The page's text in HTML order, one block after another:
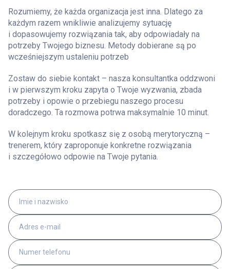
Rozumiemy, że każda organizacja jest inna. Dlatego za
każdym razem wnikliwie analizujemy sytuację
i dopasowujemy rozwiązania tak, aby odpowiadały na
potrzeby Twojego biznesu. Metody dobierane są po
wcześniejszym ustaleniu potrzeb
Zostaw do siebie kontakt – nasza konsultantka oddzwoni
i w pierwszym kroku zapyta o Twoje wyzwania, zbada
potrzeby i opowie o przebiegu naszego procesu
doradczego. Ta rozmowa potrwa maksymalnie 10 minut.
W kolejnym kroku spotkasz się z osobą merytoryczną –
trenerem, który zaproponuje konkretne rozwiązania
i szczegółowo odpowie na Twoje pytania.